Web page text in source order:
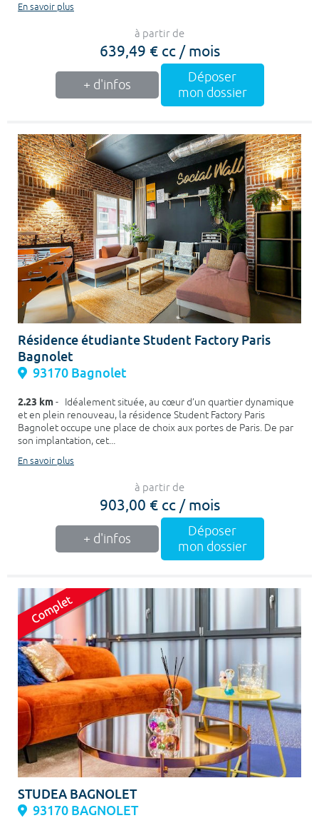
En savoir plus
à partir de
639,49 € cc / mois
+ d'infos
Déposer
mon dossier
Résidence étudiante Student Factory Paris
Bagnolet
93170 Bagnolet
2.23 km- Idéalement située, au cœur d’un quartier dynamique
et en plein renouveau, la résidence Student Factory Paris
Bagnolet occupe une place de choix aux portes de Paris. De par
son implantation, cet...
En savoir plus
à partir de
903,00 € cc / mois
+ d'infos
Déposer
mon dossier
STUDEA BAGNOLET
93170 BAGNOLET